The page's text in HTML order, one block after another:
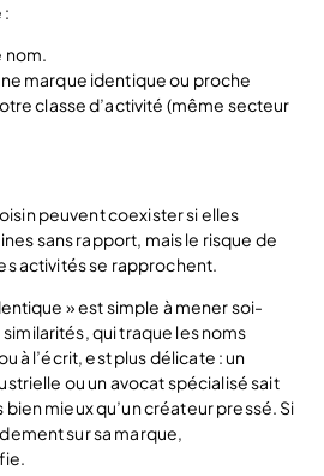
:
nom.
marque identique ou proche
classe d’activité (même secteur
peuvent coexister si elles
sans rapport, mais le risque de
activités se rapprochent.
» est simple à mener soi-
qui traque les noms
à l’écrit, est plus délicate : un
ou un avocat spécialisé sait
mieux qu’un créateur pressé. Si
sur sa marque,